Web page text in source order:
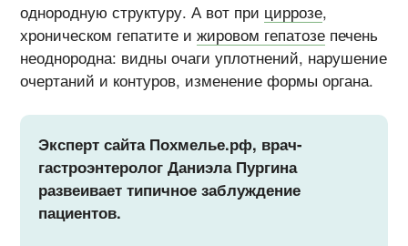
однородную структуру. А вот при циррозе,
хроническом гепатите ижировом гепатозе печень
неоднородна: видны очаги уплотнений, нарушение
очертаний и контуров, изменение формы органа.
Эксперт сайта Похмелье.рф, врач-
гастроэнтеролог Даниэла Пургина
развеивает типичное заблуждение
пациентов.